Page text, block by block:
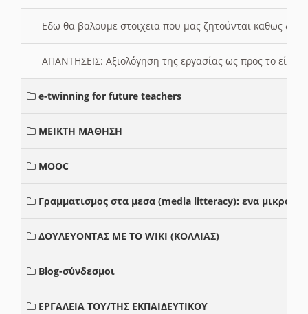
Εδω θα βαλουμε στοιχεια που μας ζητούνται καθως
ΑΠΑΝΤΗΣΕΙΣ: Αξιολόγηση της εργασίας ως προς το
e-twinning for future teachers
ΜΕΙΚΤΗ ΜΑΘΗΣΗ
MOOC
Γραμματισμος στα μεσα (media litteracy): ενα μικρο
ΔΟΥΛΕΥΟΝΤΑΣ ΜΕ ΤΟ WIKI (ΚΟΛΛΙΑΣ)
Blog-σύνδεσμοι
ΕΡΓΑΛΕΙΑ ΤΟΥ/ΤΗΣ ΕΚΠΑΙΔΕΥΤΙΚΟΥ